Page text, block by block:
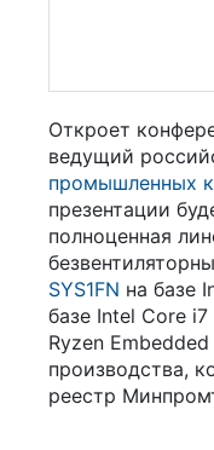
Откроет
ведущий
промышленных
презентации
полноценная
SYS1FN на базе
базе Intel Core i7
Ryzen
производства,
реестр